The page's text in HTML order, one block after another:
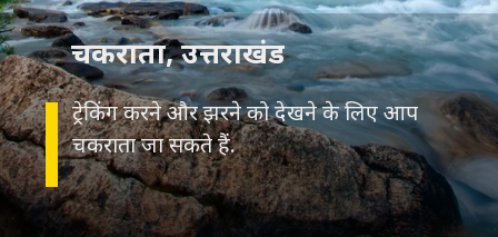
ट्रेकिंग करने और झरने को देखने के लिए आप
चकराता जा सकते हैं.
चकराता, उत्तराखंड